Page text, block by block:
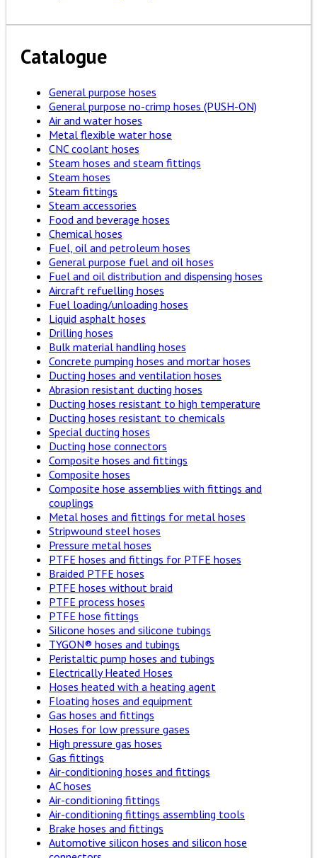
Catalogue
General purpose hoses
General purpose no-crimp hoses (PUSH-ON)
Air and water hoses
Metal flexible water hose
CNC coolant hoses
Steam hoses and steam fittings
Steam hoses
Steam fittings
Steam accessories
Food and beverage hoses
Chemical hoses
Fuel, oil and petroleum hoses
General purpose fuel and oil hoses
Fuel and oil distribution and dispensing hoses
Aircraft refuelling hoses
Fuel loading/unloading hoses
Liquid asphalt hoses
Drilling hoses
Bulk material handling hoses
Concrete pumping hoses and mortar hoses
Ducting hoses and ventilation hoses
Abrasion resistant ducting hoses
Ducting hoses resistant to high temperature
Ducting hoses resistant to chemicals
Special ducting hoses
Ducting hose connectors
Composite hoses and fittings
Composite hoses
Composite hose assemblies with fittings and
couplings
Metal hoses and fittings for metal hoses
Stripwound steel hoses
Pressure metal hoses
PTFE hoses and fittings for PTFE hoses
Braided PTFE hoses
PTFE hoses without braid
PTFE process hoses
PTFE hose fittings
Silicone hoses and silicone tubings
TYGON® hoses and tubings
Peristaltic pump hoses and tubings
Electrically Heated Hoses
Hoses heated with a heating agent
Floating hoses and equipment
Gas hoses and fittings
Hoses for low pressure gases
High pressure gas hoses
Gas fittings
Air-conditioning hoses and fittings
AC hoses
Air-conditioning fittings
Air-conditioning fittings assembling tools
Brake hoses and fittings
Automotive silicon hoses and silicon hose